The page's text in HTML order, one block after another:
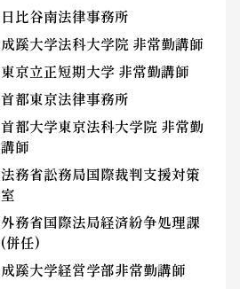
日比谷南法律事務所
成蹊大学法科大学院 非常勤講師
東京立正短期大学 非常勤講師
首都東京法律事務所
首都大学東京法科大学院 非常勤
講師
法務省訟務局国際裁判支援対策
室
外務省国際法局経済紛争処理課
(併任)
成蹊大学経営学部非常勤講師